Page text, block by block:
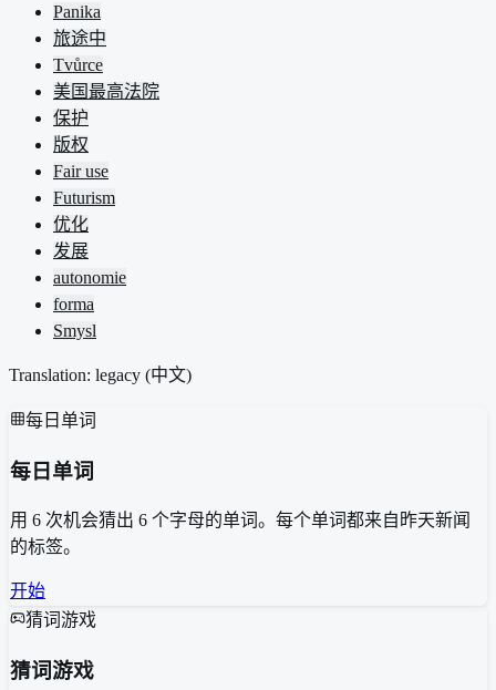
Panika
旅途中
Tvůrce
美国最高法院
保护
版权
Fair use
Futurism
优化
发展
autonomie
forma
Smysl
Translation: legacy (中文)
每日单词
每日单词
用 6 次机会猜出 6 个字母的单词。每个单词都来自昨天新闻
的标签。
开始
猜词游戏
猜词游戏